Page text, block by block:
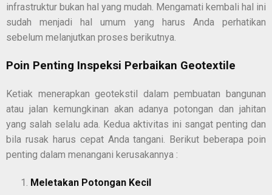
infrastruktur bukan hal yang mudah. Mengamati kembali hal ini
sudah menjadi hal umum yang harus Anda perhatikan
sebelum melanjutkan proses berikutnya.
Poin Penting Inspeksi Perbaikan Geotextile
Ketiak menerapkan geotekstil dalam pembuatan bangunan
atau jalan kemungkinan akan adanya potongan dan jahitan
yang salah selalu ada. Kedua aktivitas ini sangat penting dan
bila rusak harus cepat Anda tangani. Berikut beberapa poin
penting dalam menangani kerusakannya :
Meletakan Potongan Kecil